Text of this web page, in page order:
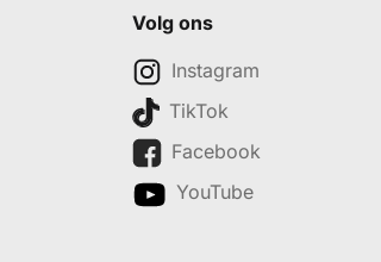
Volg ons
Instagram
TikTok
Facebook
YouTube